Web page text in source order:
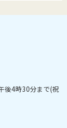
後4時30分まで(祝